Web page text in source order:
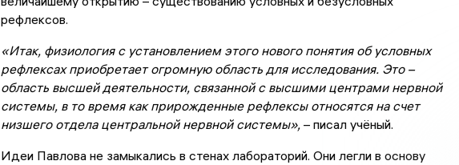
рефлексов.
«Итак, физиология с установлением этого нового понятия об условных
рефлексах приобретает огромную область для исследования. Это –
область высшей деятельности, связанной с высшими центрами нервной
системы, в то время как прирожденные рефлексы относятся на счет
низшего отдела центральной нервной системы»,– писал учёный.
Идеи Павлова не замыкались в стенах лабораторий. Они легли в основу